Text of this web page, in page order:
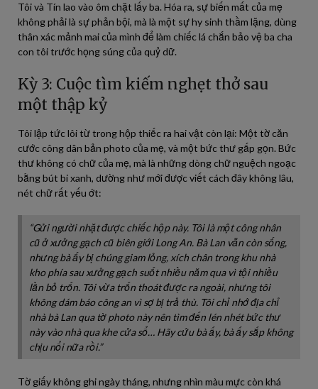
Tôi và Tín lao vào ôm chặt lấy ba. Hóa ra, sự biến mất của mẹ
không phải là sự phản bội, mà là một sự hy sinh thầm lặng, dùng
thân xác mảnh mai của mình để làm chiếc lá chắn bảo vệ ba cha
con tôi trước họng súng của quỷ dữ.
Kỳ 3: Cuộc tìm kiếm nghẹt thở sau
một thập kỷ
Tôi lập tức lôi từ trong hộp thiếc ra hai vật còn lại: Một tờ căn
cước công dân bản photo của mẹ, và một bức thư gấp gọn. Bức
thư không có chữ của mẹ, mà là những dòng chữ nguệch ngoạc
bằng bút bi xanh, dường như mới được viết cách đây không lâu,
nét chữ rất yếu ớt:
“Gửi người nhặt được chiếc hộp này. Tôi là một công nhân
cũ ở xưởng gạch cũ biên giới Long An. Bà Lan vẫn còn sống,
nhưng bà ấy bị chúng giam lỏng, xích chân trong khu nhà
kho phía sau xưởng gạch suốt nhiều năm qua vì tội nhiều
lần bỏ trốn. Tôi vừa trốn thoát được ra ngoài, nhưng tôi
không dám báo công an vì sợ bị trả thù. Tôi chỉ nhớ địa chỉ
nhà bà Lan qua tờ photo này nên tìm đến lén nhét bức thư
này vào nhà qua khe cửa sổ… Hãy cứu bà ấy, bà ấy sắp không
chịu nổi nữa rồi.”
Tờ giấy không ghi ngày tháng, nhưng nhìn màu mực còn khá